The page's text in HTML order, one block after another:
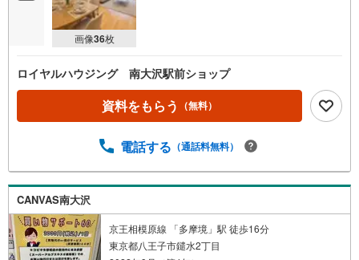
画像36枚
ロイヤルハウジング 南大沢駅前ショップ
資料をもらう （無料）
電話する （通話料無料）
CANVAS南大沢
京王相模原線 「多摩境」駅 徒歩16分
東京都八王子市鑓水2丁目